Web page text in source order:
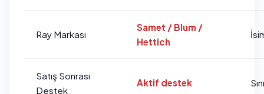
Ray Markası
Samet / Blum /
Hettich
Satış Sonrası
Destek
Aktif destek